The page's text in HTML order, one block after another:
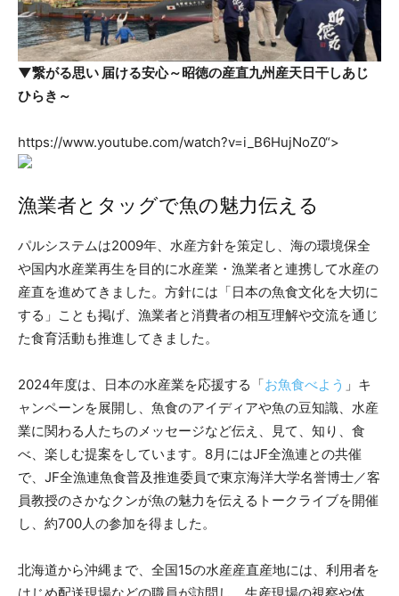
▼繋がる思い 届ける安心～昭徳の産直九州産天日干しあじ
ひらき～
https://www.youtube.com/watch?v=i_B6HujNoZ0“>
漁業者とタッグで魚の魅力伝える
パルシステムは2009年、水産方針を策定し、海の環境保全
や国内水産業再生を目的に水産業・漁業者と連携して水産の
産直を進めてきました。方針には「日本の魚食文化を大切に
する」ことも掲げ、漁業者と消費者の相互理解や交流を通じ
た食育活動も推進してきました。
2024年度は、日本の水産業を応援する「お魚食べよう 」キ
ャンペーンを展開し、魚食のアイディアや魚の豆知識、水産
業に関わる人たちのメッセージなど伝え、見て、知り、食
べ、楽しむ提案をしています。8月にはJF全漁連との共催
で、JF全漁連魚食普及推進委員で東京海洋大学名誉博士／客
員教授のさかなクンが魚の魅力を伝えるトークライブを開催
し、約700人の参加を得ました。
北海道から沖縄まで、全国15の水産産直産地には、利用者を
はじめ配送現場などの職員が訪問し、生産現場の視察や体